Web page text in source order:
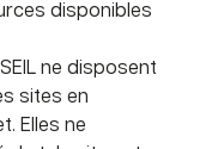
disponibles
ne disposent
sites en
Elles ne